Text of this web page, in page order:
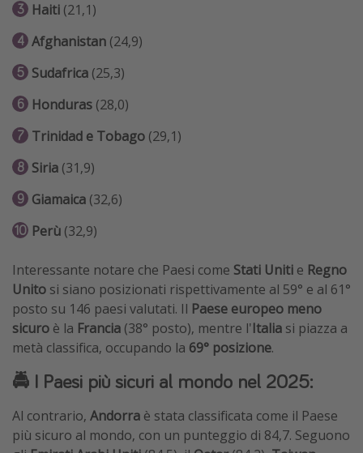
Haiti (21,1)
Afghanistan (24,9)
Sudafrica (25,3)
Honduras (28,0)
Trinidad e Tobago (29,1)
Siria (31,9)
Giamaica (32,6)
Perù (32,9)
Interessante notare che Paesi come Stati Uniti e Regno
Unito si siano posizionati rispettivamente al 59° e al 61°
posto su 146 paesi valutati. Il Paese europeo meno
sicuro è la Francia (38° posto), mentre l'Italia si piazza a
metà classifica, occupando la 69° posizione.
🚔 I Paesi più sicuri al mondo nel 2025:
Al contrario, Andorra è stata classificata come il Paese
più sicuro al mondo, con un punteggio di 84,7. Seguono